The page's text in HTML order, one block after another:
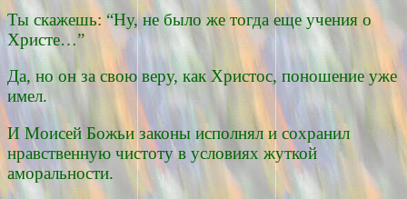
Ты скажешь: “Ну, не было же тогда еще учения о
Христе…”
Да, но он за свою веру, как Христос, поношение уже
имел.
И Моисей Божьи законы исполнял и сохранил
нравственную чистоту в условиях жуткой
аморальности.